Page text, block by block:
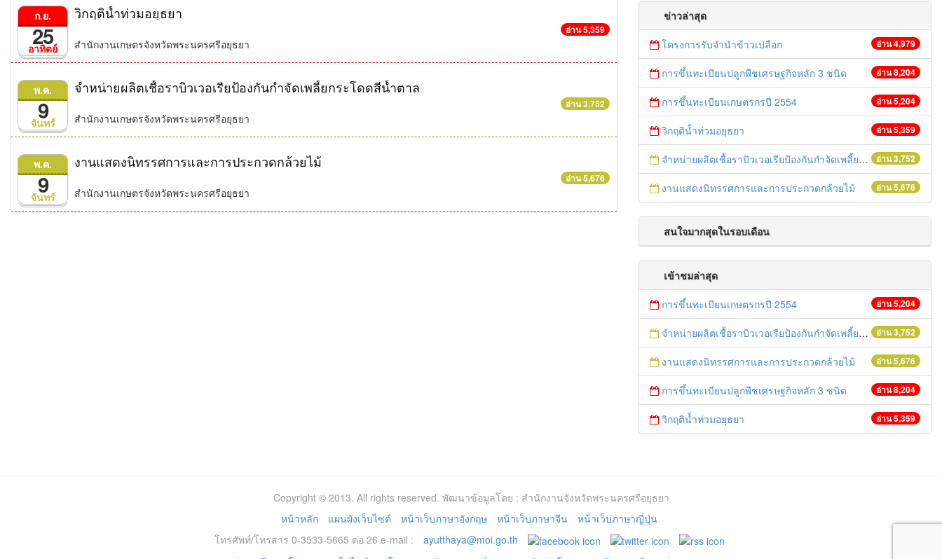
อาทิตย์
ก.ย.
25
วิกฤติน้ำท่วมอยุธยา
อ่าน 5,359
สำนักงานเกษตรจังหวัดพระนครศรีอยุธยา
จันทร์
พ.ค.
9
จำหน่ายผลิตเชื้อราบิวเวอเรียป้องกันกำจัดเพลี้ยกระโดดสีน้ำตาล
อ่าน 3,752
สำนักงานเกษตรจังหวัดพระนครศรีอยุธยา
จันทร์
พ.ค.
9
งานแสดงนิทรรศการและการประกวดกล้วยไม้
อ่าน 5,676
สำนักงานเกษตรจังหวัดพระนครศรีอยุธยา
ข่าวล่าสุด
อ่าน 4,979
โครงการรับจำนำข้าวเปลือก
อ่าน 8,204
การขึ้นทะเบียนปลูกพืชเศรษฐกิจหลัก 3 ชนิด
อ่าน 5,204
การขึ้นทะเบียนเกษตรกรปี 2554
อ่าน 5,359
วิกฤติน้ำท่วมอยุธยา
อ่าน 3,752
จำหน่ายผลิตเชื้อราบิวเวอเรียป้องกันกำจัดเพลี้ยกระโดดสีน้ำตาล
อ่าน 5,676
งานแสดงนิทรรศการและการประกวดกล้วยไม้
สนใจมากสุดในรอบเดือน
เข้าชมล่าสุด
อ่าน 5,204
การขึ้นทะเบียนเกษตรกรปี 2554
อ่าน 3,752
จำหน่ายผลิตเชื้อราบิวเวอเรียป้องกันกำจัดเพลี้ยกระโดดสีน้ำตาล
อ่าน 5,676
งานแสดงนิทรรศการและการประกวดกล้วยไม้
อ่าน 8,204
การขึ้นทะเบียนปลูกพืชเศรษฐกิจหลัก 3 ชนิด
อ่าน 5,359
วิกฤติน้ำท่วมอยุธยา
Copyright © 2013. All rights reserved. พัฒนาข้อมูลโดย : สำนักงานจังหวัดพระนครศรีอยุธยา
หน้าหลัก
แผนผังเว็บไซต์ หน้าเว็บภาษาอังกฤษ หน้าเว็บภาษาจีน
หน้าเว็บภาษาญี่ปุ่น
โทรศัพท์/โทรสาร 0-3533-5665 ต่อ 26 e-mail :
ayutthaya@moi.go.th